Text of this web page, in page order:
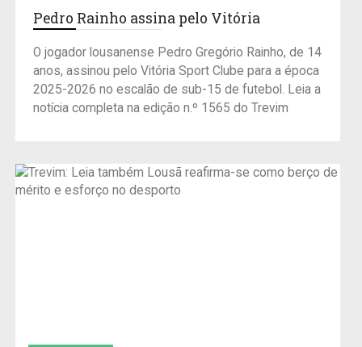
Pedro Rainho assina pelo Vitória
O jogador lousanense Pedro Gregório Rainho, de 14
anos, assinou pelo Vitória Sport Clube para a época
2025-2026 no escalão de sub-15 de futebol. Leia a
notícia completa na edição n.º 1565 do Trevim